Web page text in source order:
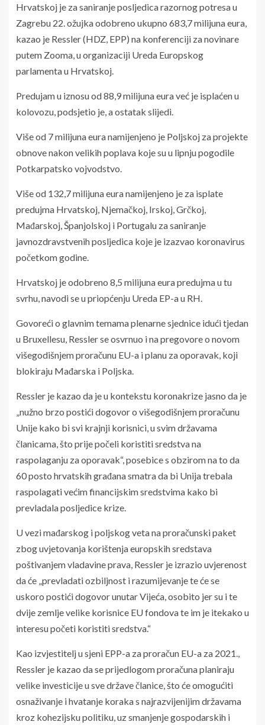
Hrvatskoj je za saniranje posljedica razornog potresa u
Zagrebu 22. ožujka odobreno ukupno 683,7 milijuna eura,
kazao je Ressler (HDZ, EPP) na konferenciji za novinare
putem Zooma, u organizaciji Ureda Europskog
parlamenta u Hrvatskoj.
Predujam u iznosu od 88,9 milijuna eura već je isplaćen u
kolovozu, podsjetio je, a ostatak slijedi.
Više od 7 milijuna eura namijenjeno je Poljskoj za projekte
obnove nakon velikih poplava koje su u lipnju pogodile
Potkarpatsko vojvodstvo.
Više od 132,7 milijuna eura namijenjeno je za isplate
predujma Hrvatskoj, Njemačkoj, Irskoj, Grčkoj,
Mađarskoj, Španjolskoj i Portugalu za saniranje
javnozdravstvenih posljedica koje je izazvao koronavirus
početkom godine.
Hrvatskoj je odobreno 8,5 milijuna eura predujma u tu
svrhu, navodi se u priopćenju Ureda EP-a u RH.
Govoreći o glavnim temama plenarne sjednice idući tjedan
u Bruxellesu, Ressler se osvrnuo i na pregovore o novom
višegodišnjem proračunu EU-a i planu za oporavak, koji
blokiraju Mađarska i Poljska.
Ressler je kazao da je u kontekstu koronakrize jasno da je
„nužno brzo postići dogovor o višegodišnjem proračunu
Unije kako bi svi krajnji korisnici, u svim državama
članicama, što prije počeli koristiti sredstva na
raspolaganju za oporavak“, posebice s obzirom na to da
60 posto hrvatskih građana smatra da bi Unija trebala
raspolagati većim financijskim sredstvima kako bi
prevladala posljedice krize.
U vezi mađarskog i poljskog veta na proračunski paket
zbog uvjetovanja korištenja europskih sredstava
poštivanjem vladavine prava, Ressler je izrazio uvjerenost
da će „prevladati ozbiljnost i razumijevanje te će se
uskoro postići dogovor unutar Vijeća, osobito jer su i te
dvije zemlje velike korisnice EU fondova te im je itekako u
interesu početi koristiti sredstva.“
Kao izvjestitelj u sjeni EPP-a za proračun EU-a za 2021.,
Ressler je kazao da se prijedlogom proračuna planiraju
velike investicije u sve države članice, što će omogućiti
osnaživanje i hvatanje koraka s najrazvijenijim državama
kroz kohezijsku politiku, uz smanjenje gospodarskih i